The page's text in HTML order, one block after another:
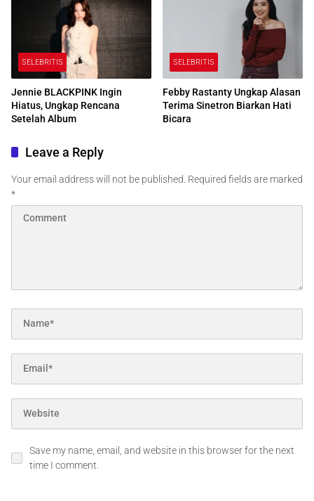
SELEBRITIS
Jennie BLACKPINK Ingin
Hiatus, Ungkap Rencana
Setelah Album
SELEBRITIS
Febby Rastanty Ungkap Alasan
Terima Sinetron Biarkan Hati
Bicara
Leave a Reply
Your email address will not be published. Required fields are marked
*
Save my name, email, and website in this browser for the next
time I comment.